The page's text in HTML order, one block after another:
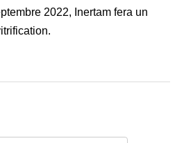
2022, Inertam fera un